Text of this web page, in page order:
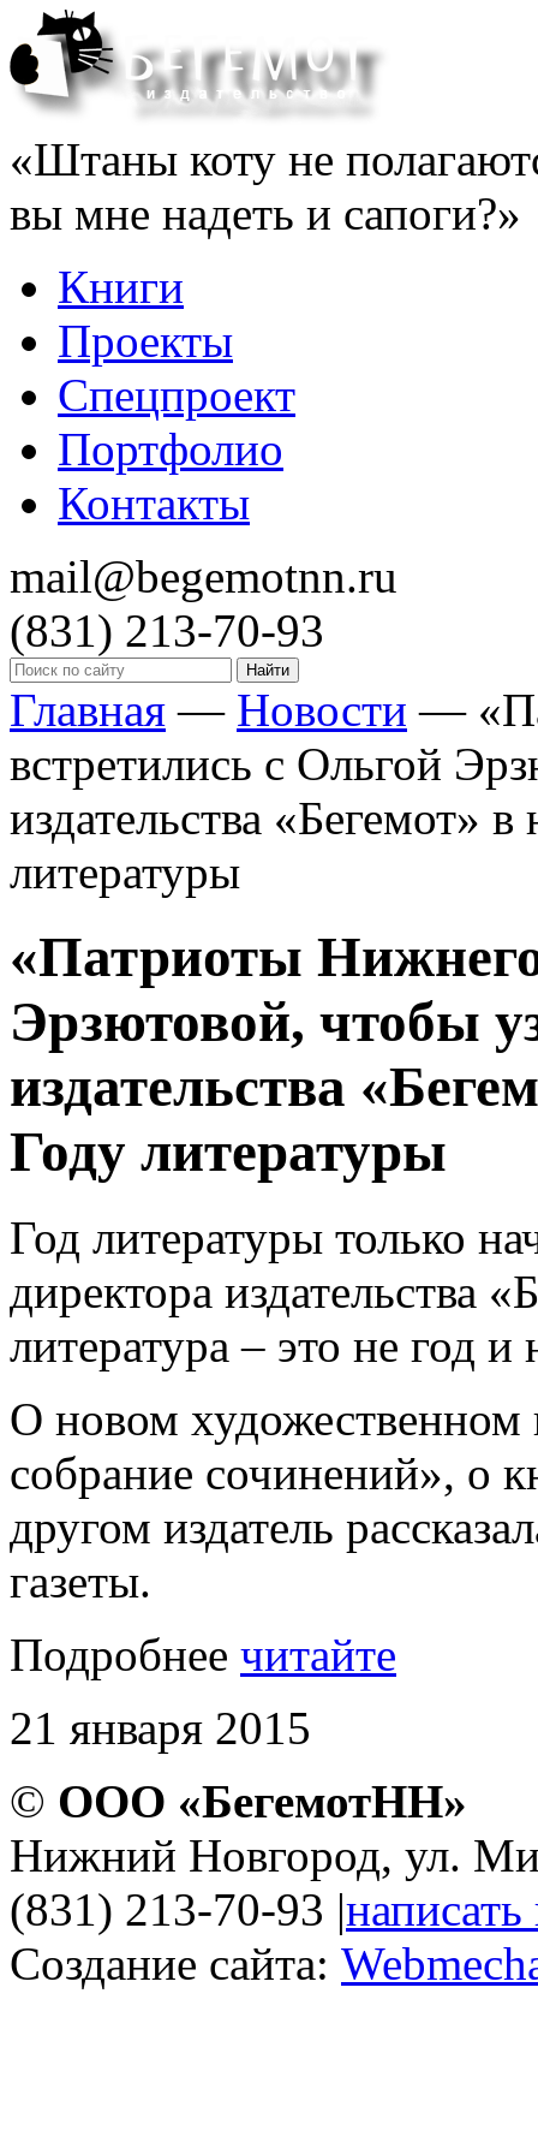
«Штаны коту не
вы мне надеть и сапоги?»
Книги
Проекты
Спецпроект
Портфолио
Контакты
mail@begemotnn.ru
(831) 213-70-93
Главная — Новости —
встретились с Ольгой
издательства «Бегемот»
литературы
«Патриоты
Эрзютовой, чтобы
издательства
Году литературы
Год литературы только
директора издательства
литература – это не год и
О новом художественном
собрание сочинений», о
другом издатель
газеты.
Подробнее читайте
21 января 2015
© ООО «БегемотНН»
Нижний Новгород, ул.
(831) 213-70-93 |
Создание сайта: